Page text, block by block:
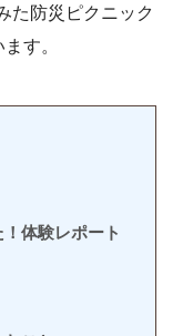
た防災ピクニック
す。
体験レポート